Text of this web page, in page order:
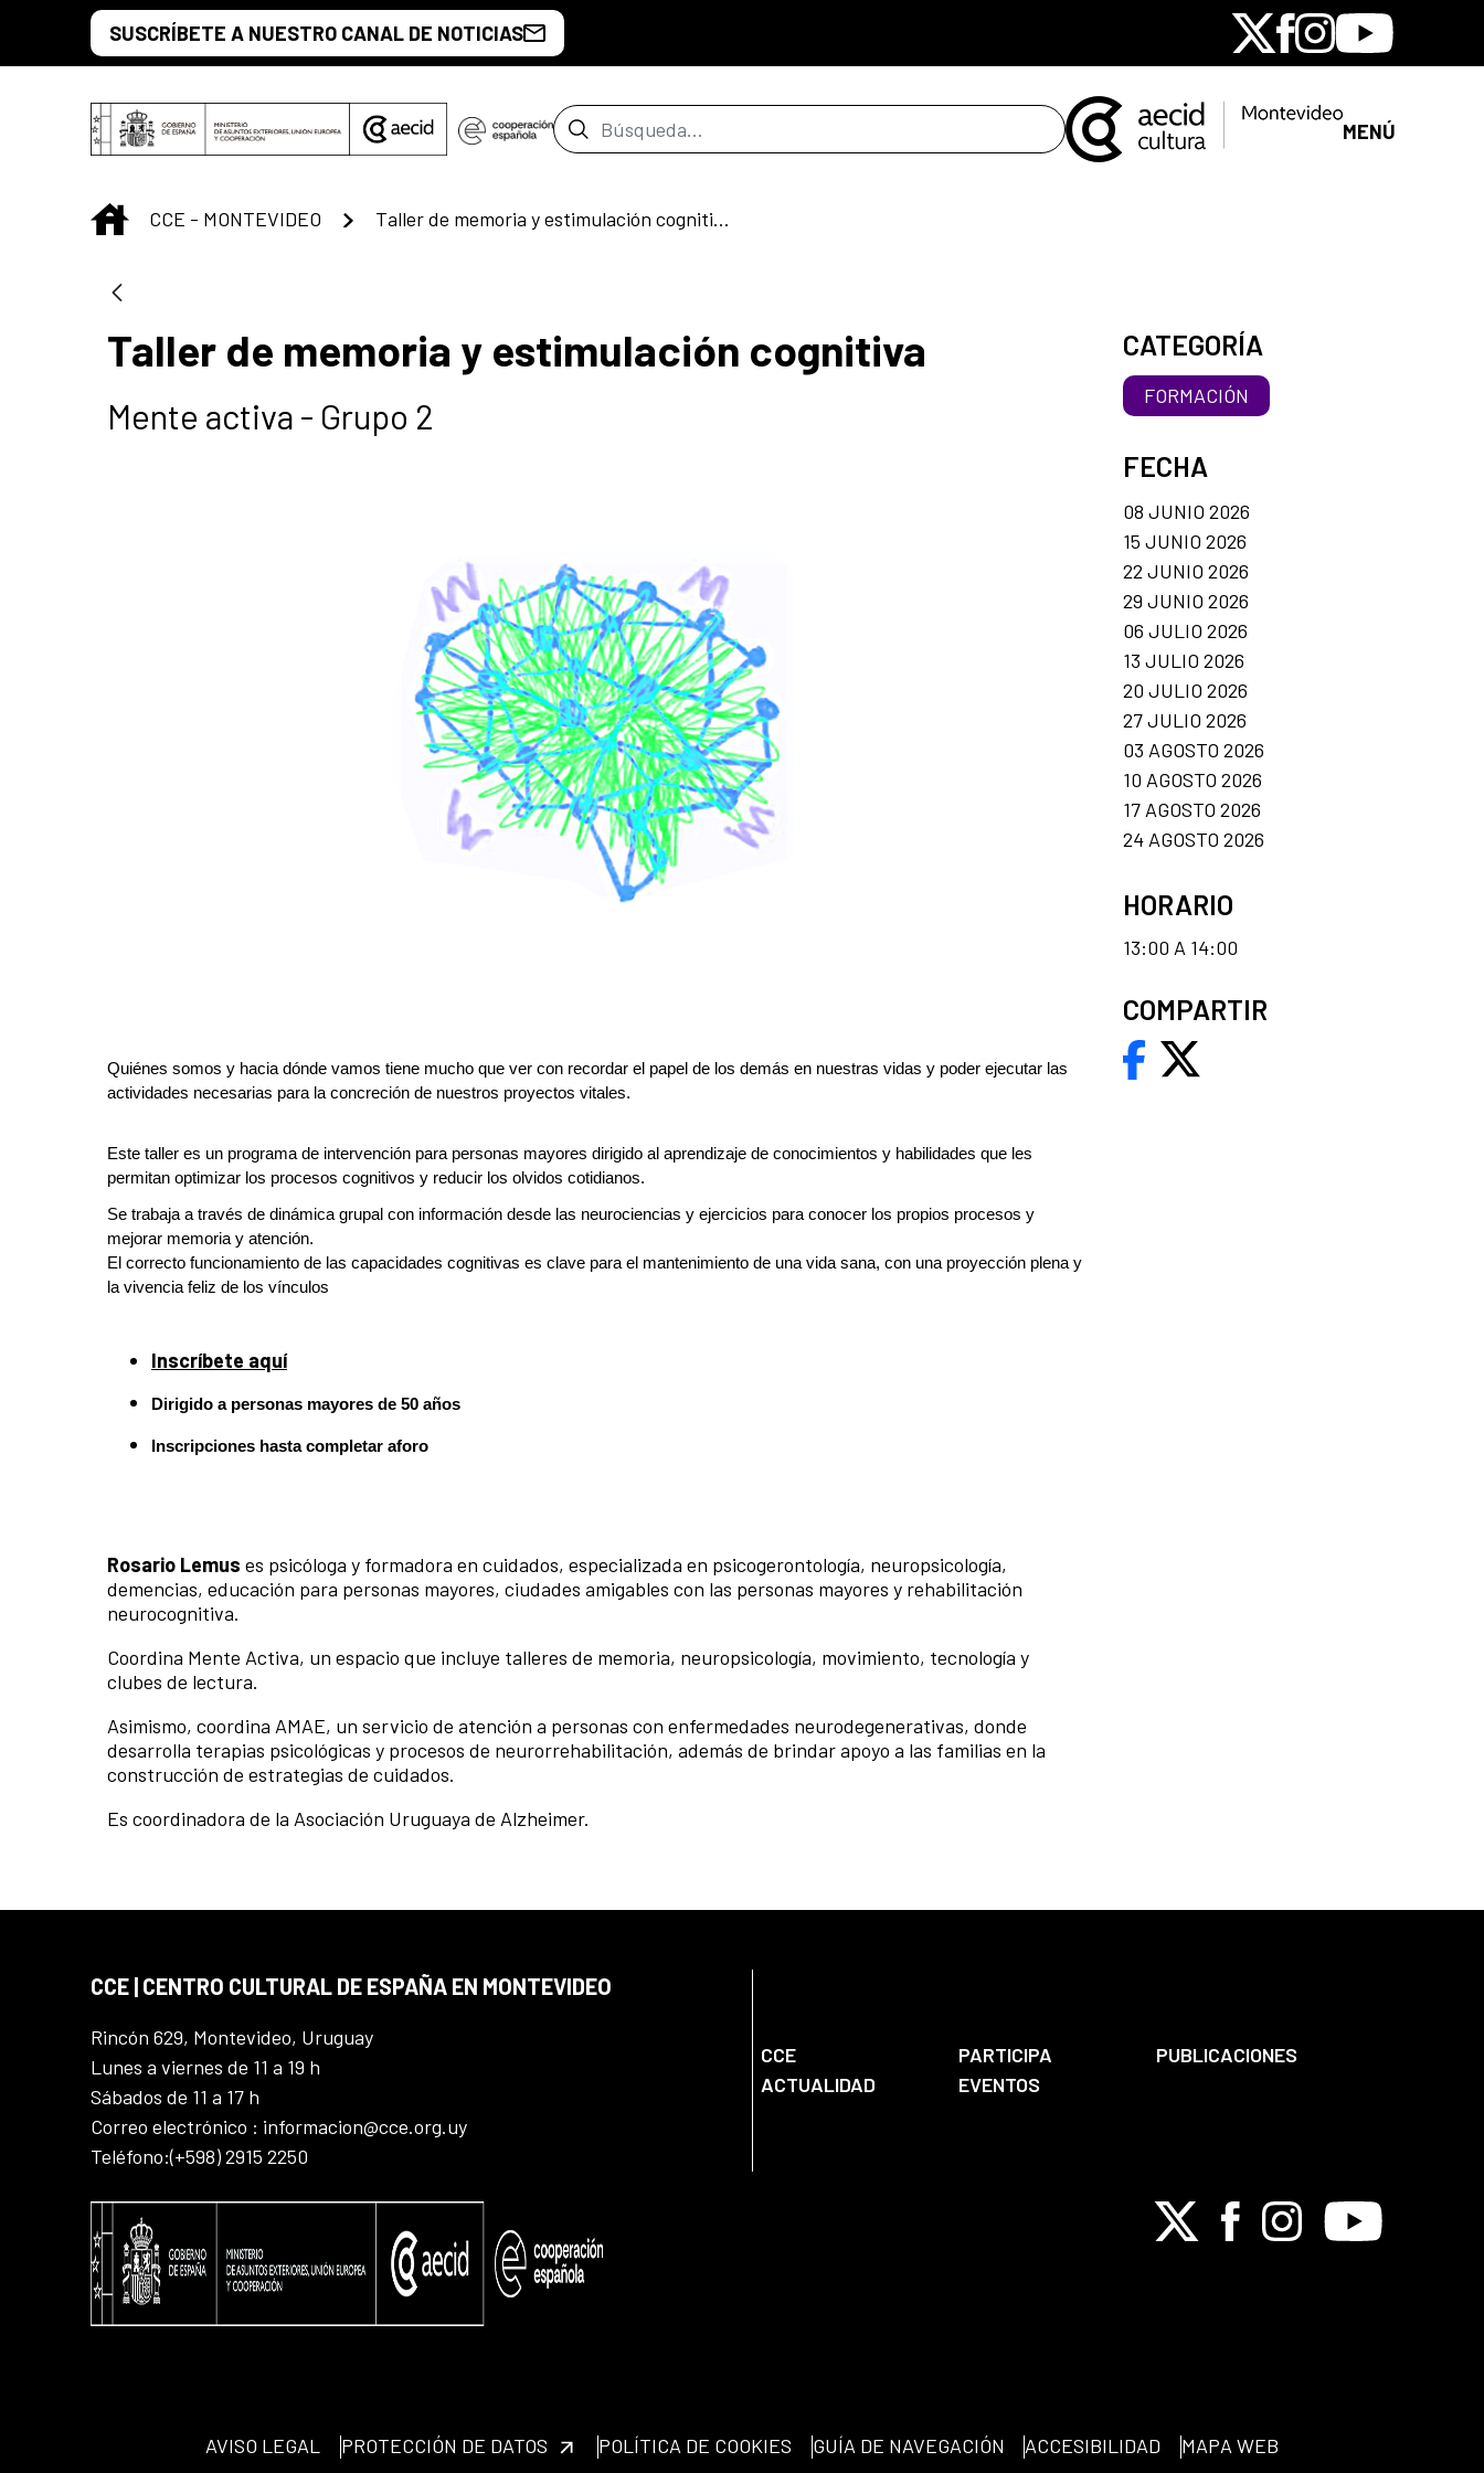
Saltar al contenido principal
SUSCRÍBETE A NUESTRO CANAL DE NOTICIAS X Facebook
Instagram
Youtube
Barra de búsqueda MENÚ
INICIO
CCE - MONTEVIDEO Taller de memoria y estimulación cognitiva
Taller de memoria y estimulación cognitiva
Mente activa - Grupo 2
Quiénes somos y hacia dónde vamos tiene mucho que ver con recordar el papel de los demás en nuestras vidas y poder ejecutar las
actividades necesarias para la concreción de nuestros proyectos vitales.
Este taller es un programa de intervención para personas mayores dirigido al aprendizaje de conocimientos y habilidades que les
permitan optimizar los procesos cognitivos y reducir los olvidos cotidianos.
Se trabaja a través de dinámica grupal con información desde las neurociencias y ejercicios para conocer los propios procesos y
mejorar memoria y atención.
El correcto funcionamiento de las capacidades cognitivas es clave para el mantenimiento de una vida sana, con una proyección plena y
la vivencia feliz de los vínculos
Inscríbete aquí
Dirigido a personas mayores de 50 años
Inscripciones hasta completar aforo
Rosario Lemus es psicóloga y formadora en cuidados, especializada en psicogerontología, neuropsicología,
demencias, educación para personas mayores, ciudades amigables con las personas mayores y rehabilitación
neurocognitiva.
Coordina Mente Activa, un espacio que incluye talleres de memoria, neuropsicología, movimiento, tecnología y
clubes de lectura.
Asimismo, coordina AMAE, un servicio de atención a personas con enfermedades neurodegenerativas, donde
desarrolla terapias psicológicas y procesos de neurorrehabilitación, además de brindar apoyo a las familias en la
construcción de estrategias de cuidados.
Es coordinadora de la Asociación Uruguaya de Alzheimer.
CATEGORÍA
FORMACIÓN
FECHA
08 JUNIO 2026
15 JUNIO 2026
22 JUNIO 2026
29 JUNIO 2026
06 JULIO 2026
13 JULIO 2026
20 JULIO 2026
27 JULIO 2026
03 AGOSTO 2026
10 AGOSTO 2026
17 AGOSTO 2026
24 AGOSTO 2026
HORARIO
13:00 A 14:00
COMPARTIR
CCE | CENTRO CULTURAL DE ESPAÑA EN MONTEVIDEO
Rincón 629, Montevideo, Uruguay
Lunes a viernes de 11 a 19 h
Sábados de 11 a 17 h
Correo electrónico : informacion@cce.org.uy
Teléfono:(+598) 2915 2250
CCE PARTICIPA
PUBLICACIONES
ACTUALIDAD
EVENTOS
X FacebookInstagramYoutube
AVISO LEGAL PROTECCIÓN DE DATOS POLÍTICA DE COOKIES GUÍA DE NAVEGACIÓN ACCESIBILIDAD MAPA WEB